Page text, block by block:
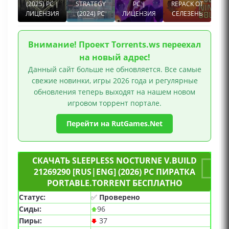
(2025) PC |
ЛИЦЕНЗИЯ
STRATEGY
(2024) PC
PC |
ЛИЦЕНЗИЯ
REPACK ОТ
СЕЛЕЗЕНЬ
Внимание! Проект Torrents.ws переехал
на новый адрес!
Данный сайт больше не обновляется. Все самые
свежие новинки, игры 2026 года и регулярные
обновления теперь выходят на нашем новом
игровом торрент портале.
Перейти на RutGames.Net
СКАЧАТЬ SLEEPLESS NOCTURNE V.BUILD
21269290 [RUS|ENG] (2026) PC ПИРАТКА
PORTABLE.TORRENT БЕСПЛАТНО
Статус: ✅ Проверено
Сиды:
96
Пиры:
37